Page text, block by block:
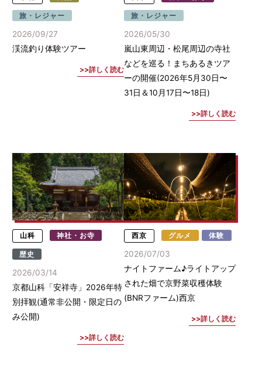
旅・レジャー
2026/09/27
渓流釣り体験ツアー
詳しく読む
旅・レジャー
2026/05/30
嵐山東周辺・松尾周辺の寺社
などを巡る！まちあるきツア
ーの開催(2026年5月30日〜
31日＆10月17日〜18日)
詳しく読む
山科 神社・お寺
歴史
2026/03/14
京都山科「安祥寺」2026年特
別拝観(通常非公開・限定日の
み公開)
詳しく読む
西京 グルメ 体験
2026/07/03
ナイトファーム♪ライトアップ
された畑で京野菜収穫体験
(BNRファーム)西京
詳しく読む